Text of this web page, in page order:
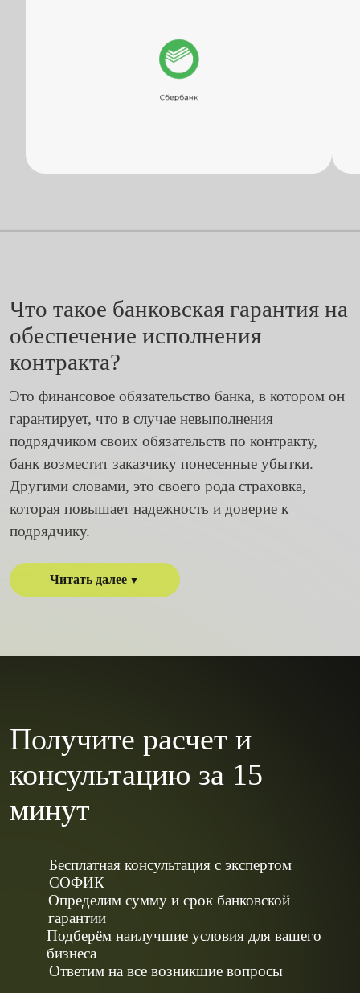
Что такое банковская гарантия на
обеспечение исполнения
контракта?
Это финансовое обязательство банка, в котором он
гарантирует, что в случае невыполнения
подрядчиком своих обязательств по контракту,
банк возместит заказчику понесенные убытки.
Другими словами, это своего рода страховка,
которая повышает надежность и доверие к
подрядчику.
Читать далее
Получите расчет и
консультацию за 15
минут
Бесплатная консультация с экспертом
СОФИК
Определим сумму и срок банковской
гарантии
Подберём наилучшие условия для вашего
бизнеса
Ответим на все возникшие вопросы